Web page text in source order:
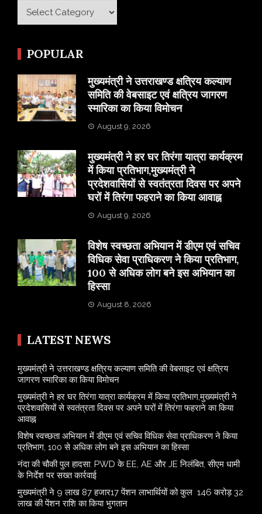
Category
POPULAR
मुख्यमंत्री ने उत्तराखण्ड क्षत्रिय कल्याण
समिति की वेबसाइट एवं क्षत्रिय जागरण
स्मारिका का किया विमोचन
August 9, 2026
मुख्यमंत्री ने हर घर तिरंगा यात्रा कार्यक्रम
में किया प्रतिभाग,मुख्यमंत्री ने
प्रदेशवासियों से स्वतंत्रता दिवस पर अपने
घरों में तिरंगा फहराने का किया आवाह्न
August 9, 2026
विशेष स्वच्छता अभियान में डीएम एवं सचिव
विधिक सेवा प्राधिकरण ने किया प्रतिभाग,
100 से अधिक लोग बने इस अभियान का
हिस्सा
August 8, 2026
LATEST NEWS
मुख्यमंत्री ने उत्तराखण्ड क्षत्रिय कल्याण समिति की वेबसाइट एवं क्षत्रिय
जागरण स्मारिका का किया विमोचन
मुख्यमंत्री ने हर घर तिरंगा यात्रा कार्यक्रम में किया प्रतिभाग,मुख्यमंत्री ने
प्रदेशवासियों से स्वतंत्रता दिवस पर अपने घरों में तिरंगा फहराने का किया
आवाह्न
विशेष स्वच्छता अभियान में डीएम एवं सचिव विधिक सेवा प्राधिकरण ने किया
प्रतिभाग, 100 से अधिक लोग बने इस अभियान का हिस्सा
नंदा की चौकी पुल हादसा: PWD के EE, AE और JE निलंबित, सीएम धामी
के निर्देश पर सख्त कार्रवाई
मुख्यमंत्री ने 9 लाख 87 हजार17 पेंशन लाभार्थियों को कुल 146 करोड़ 32
लाख की पेंशन राशि का किया भुगतान